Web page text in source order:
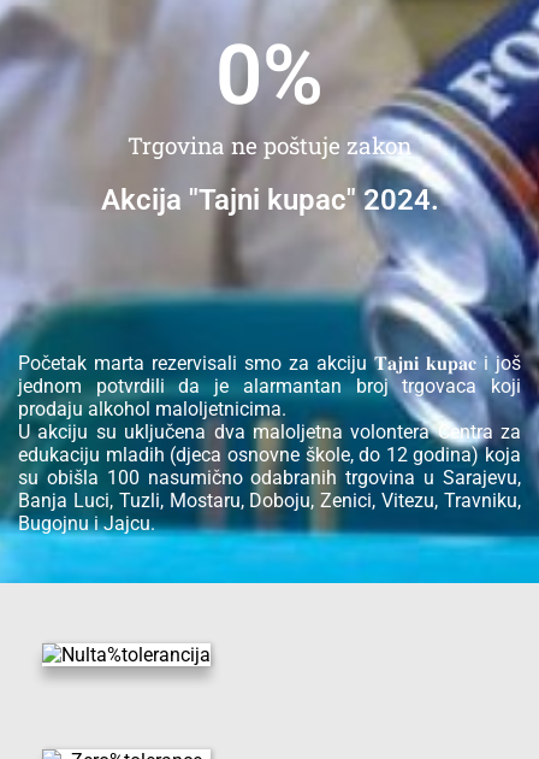
Trgovina ne poštuje zakon
0%
Akcija "Tajni kupac" 2024.
Početak marta rezervisali smo za akciju 𝐓𝐚𝐣𝐧𝐢 𝐤𝐮𝐩𝐚𝐜 i još
jednom potvrdili da je alarmantan broj trgovaca koji
prodaju alkohol maloljetnicima.
U akciju su uključena dva maloljetna volontera Centra za
edukaciju mladih (djeca osnovne škole, do 12 godina) koja
su obišla 100 nasumično odabranih trgovina u Sarajevu,
Banja Luci, Tuzli, Mostaru, Doboju, Zenici, Vitezu, Travniku,
Bugojnu i Jajcu.